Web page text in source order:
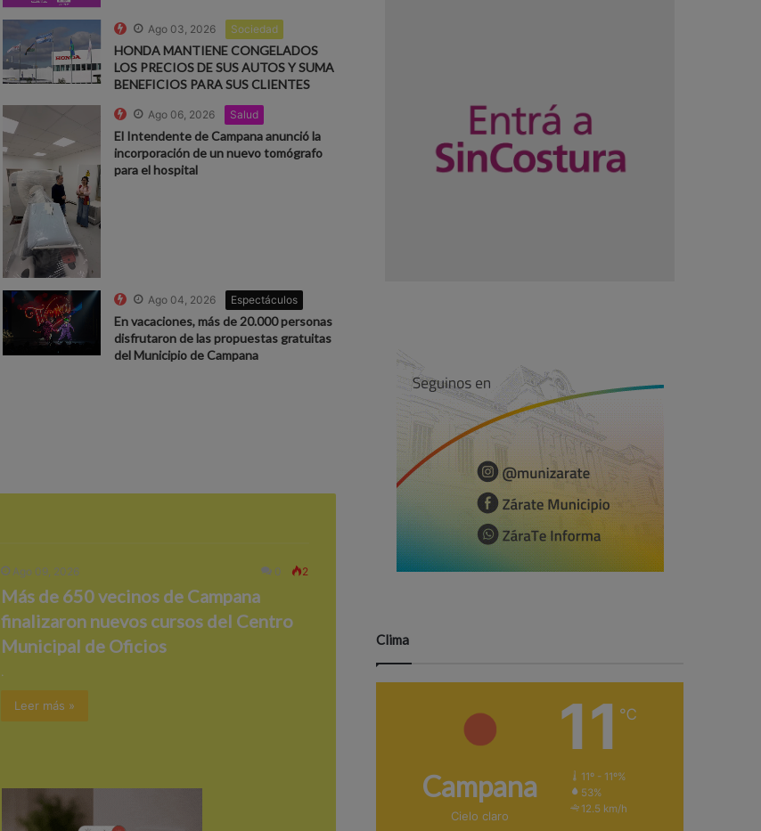
Ago 03, 2026 Sociedad
HONDA MANTIENE CONGELADOS
LOS PRECIOS DE SUS AUTOS Y SUMA
BENEFICIOS PARA SUS CLIENTES
Ago 06, 2026 Salud
El Intendente de Campana anunció la
incorporación de un nuevo tomógrafo
para el hospital
Ago 04, 2026 Espectáculos
En vacaciones, más de 20.000 personas
disfrutaron de las propuestas gratuitas
del Municipio de Campana
Ago 09, 2026 0 2
Más de 650 vecinos de Campana
finalizaron nuevos cursos del Centro
Municipal de Oficios
.
Leer más »
Clima
Campana
Cielo claro
11 ℃
11º - 11º%
53%
12.5 km/h